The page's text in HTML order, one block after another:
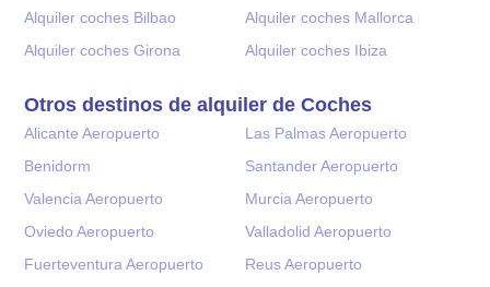
Alquiler coches Bilbao
Alquiler coches Mallorca
Alquiler coches Girona
Alquiler coches Ibiza
Otros destinos de alquiler de Coches
Alicante Aeropuerto
Las Palmas Aeropuerto
Benidorm
Santander Aeropuerto
Valencia Aeropuerto
Murcia Aeropuerto
Oviedo Aeropuerto
Valladolid Aeropuerto
Fuerteventura Aeropuerto
Reus Aeropuerto